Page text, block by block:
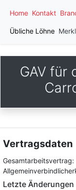
Home Kontakt
Übliche Löhne
GAV für
Vertragsdaten
Gesamtarbeitsvertrag:
Letzte Änderungen